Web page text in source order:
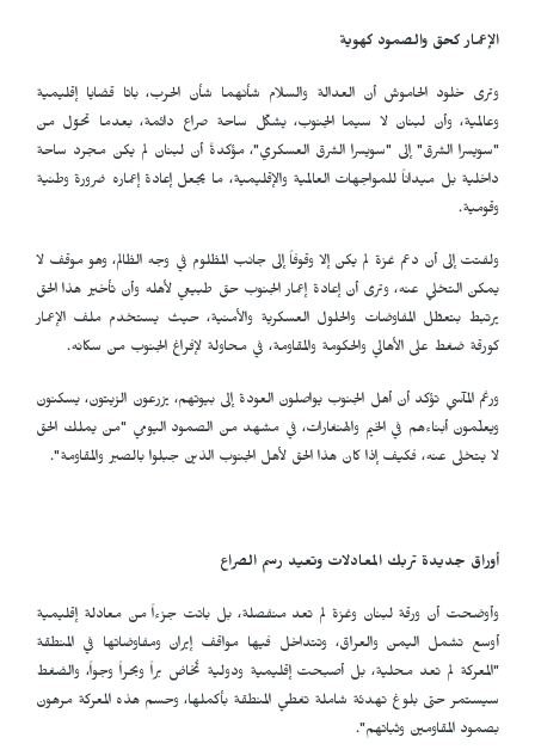
الإعمار كحق والصمود كهوية
وترى خلود الحاموش أن العدالة والسلام شأنهما شأن الحرب، باتا قضايا إقليمية
وعالمية، وأن لبنان لا سيما الجنوب، يشكّل ساحة صراع دائمة، بعدما تحوّل من
"سويسرا الشرق" إلى "سويسرا الشرق العسكري"، مؤكدةً أن لبنان لم يكن مجرد ساحة
داخلية بل ميداناً للمواجهات العالمية والإقليمية، ما يجعل إعادة إعماره ضرورة وطنية
وقومية.
ولفتت إلى أن دعم غزة لم يكن إلا وقوفاً إلى جانب المظلوم في وجه الظالم، وهو موقف لا
يمكن التخلي عنه، وترى أن إعادة إعمار الجنوب حق طبيعي لأهله وأن تأخير هذا الحق
يرتبط بتعطّل المفاوضات والحلول العسكرية والأمنية، حيث يستخدم ملف الإعمار
كورقة ضغط على الأهالي والحكومة والمقاومة، في محاولة لإفراغ الجنوب من سكانه.
ورغم المآسي تؤكد أن أهل الجنوب يواصلون العودة إلى بيوتهم، يزرعون الزيتون، يسكنون
ويعلّمون أبناءهم في الخيم والهنغارات، في مشهد من الصمود اليومي "من يملك الحق
لا يتخلى عنه، فكيف إذا كان هذا الحق لأهل الجنوب الذين جبلوا بالصبر والمقاومة".
أوراق جديدة تربك المعادلات وتعيد رسم الصراع
وأوضحت أن ورقة لبنان وغزة لم تعد منفصلة، بل باتت جزءاً من معادلة إقليمية
أوسع تشمل اليمن والعراق، وتتداخل فيها مواقف إيران ومفاوضاتها في المنطقة
"المعركة لم تعد محلية، بل أصبحت إقليمية ودولية تُخاض براً وبحراً وجواً، والضغط
سيستمر حتى بلوغ تهدئة شاملة تغطي المنطقة بأكملها، وحسم هذه المعركة مرهون
بصمود المقاومين وثباتهم".